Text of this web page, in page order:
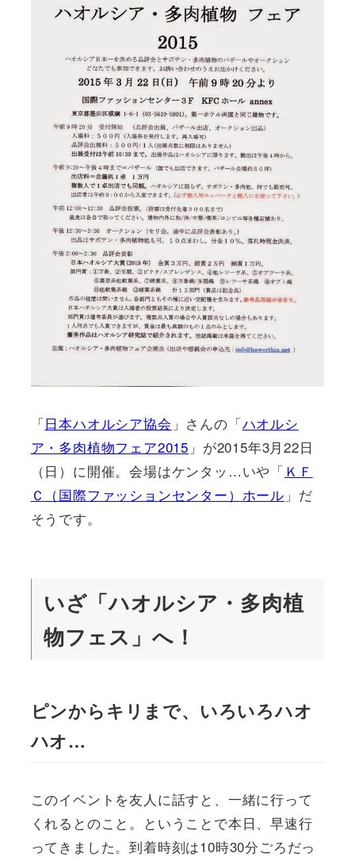
「日本ハオルシア協会 」さんの「ハオルシ
ア・多肉植物フェア2015 」が2015年3月22日
（日）に開催。会場はケンタッ…いや「 ＫＦ
Ｃ（国際ファッションセンター）ホール 」だ
そうです。
いざ「ハオルシア・多肉植
物フェス」へ！
ピンからキリまで、いろいろハオ
ハオ…
このイベントを友人に話すと、一緒に行って
くれるとのこと。ということで本日、早速行
ってきました。到着時刻は10時30分ごろだっ